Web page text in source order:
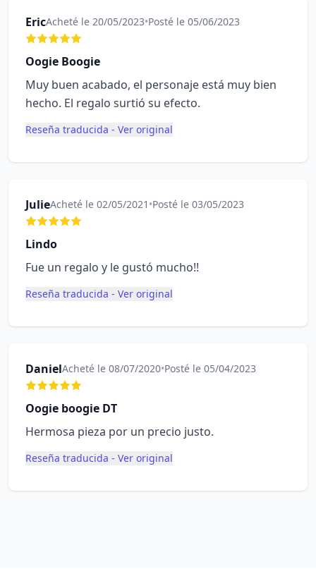
EricAcheté le 20/05/2023•Posté le 05/06/2023
Oogie Boogie
Muy buen acabado, el personaje está muy bien
hecho. El regalo surtió su efecto.
Reseña traducida - Ver original
JulieAcheté le 02/05/2021 •Posté le 03/05/2023
Lindo
Fue un regalo y le gustó mucho!!
Reseña traducida - Ver original
DanielAcheté le 08/07/2020•Posté le 05/04/2023
Oogie boogie DT
Hermosa pieza por un precio justo.
Reseña traducida - Ver original